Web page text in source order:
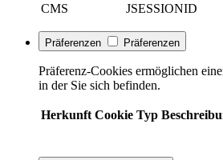
CMS
JSESSIONID
Präferenzen Präferenzen
Präferenz-Cookies ermöglichen
in der Sie sich befinden.
Herkunft Cookie Typ